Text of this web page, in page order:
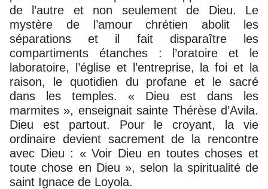
de l’autre et non seulement de Dieu. Le
mystère de l’amour chrétien abolit les
séparations et il fait disparaître les
compartiments étanches : l’oratoire et le
laboratoire, l’église et l’entreprise, la foi et la
raison, le quotidien du profane et le sacré
dans les temples. « Dieu est dans les
marmites », enseignait sainte Thérèse d’Avila.
Dieu est partout. Pour le croyant, la vie
ordinaire devient sacrement de la rencontre
avec Dieu : « Voir Dieu en toutes choses et
toute chose en Dieu », selon la spiritualité de
saint Ignace de Loyola.